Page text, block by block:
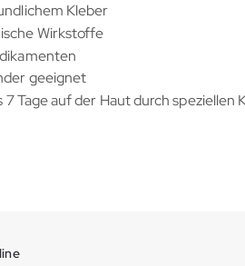
Kleber
Wirkstoffe
geeignet
7 Tage auf der Haut durch speziellen